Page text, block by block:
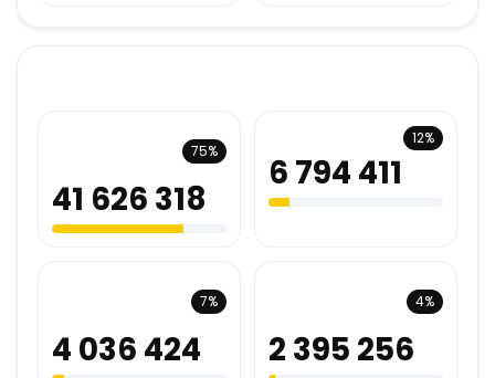
75%
41 626 318
12%
6 794 411
7%
4 036 424
4%
2 395 256